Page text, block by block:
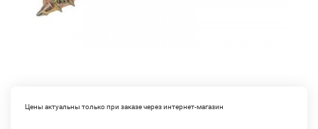
Цены актуальны только при заказе через интернет-магазин